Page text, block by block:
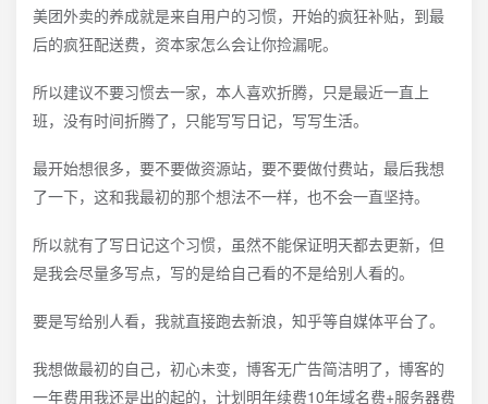
美团外卖的养成就是来自用户的习惯，开始的疯狂补贴，到最
后的疯狂配送费，资本家怎么会让你捡漏呢。
所以建议不要习惯去一家，本人喜欢折腾，只是最近一直上
班，没有时间折腾了，只能写写日记，写写生活。
最开始想很多，要不要做资源站，要不要做付费站，最后我想
了一下，这和我最初的那个想法不一样，也不会一直坚持。
所以就有了写日记这个习惯，虽然不能保证明天都去更新，但
是我会尽量多写点，写的是给自己看的不是给别人看的。
要是写给别人看，我就直接跑去新浪，知乎等自媒体平台了。
我想做最初的自己，初心未变，博客无广告简洁明了，博客的
一年费用我还是出的起的，计划明年续费10年域名费+服务器费